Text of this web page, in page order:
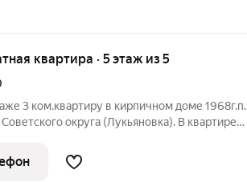
квартира · 5 этаж из 5
3 ком.квартиру в кирпичном доме 1968г.п.
округа (Лукьяновка). В квартире
ГВС,ХВС -замена труб отопления. Квартира